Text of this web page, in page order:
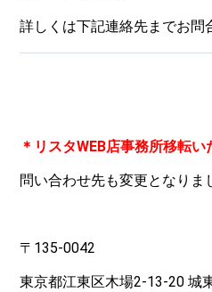
詳しくは下記連絡先までお問
＊リスタWEB店事務所移転い
問い合わせ先も変更となりま
〒135-0042
東京都江東区木場2-13-20 城